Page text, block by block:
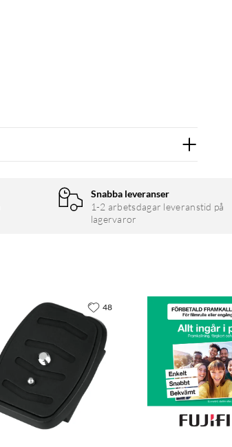
Snabba leveranser
1-2 arbetsdagar leveranstid på
lagervaror
48